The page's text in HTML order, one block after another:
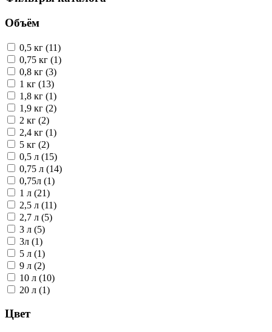
Объём
0,5 кг (11)
0,75 кг (1)
0,8 кг (3)
1 кг (13)
1,8 кг (1)
1,9 кг (2)
2 кг (2)
2,4 кг (1)
5 кг (2)
0,5 л (15)
0,75 л (14)
0,75л (1)
1 л (21)
2,5 л (11)
2,7 л (5)
3 л (5)
3л (1)
5 л (1)
9 л (2)
10 л (10)
20 л (1)
Цвет